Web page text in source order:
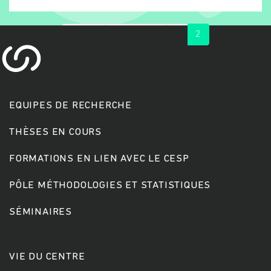
2
EQUIPES DE RECHERCHE
THÈSES EN COURS
FORMATIONS EN LIEN AVEC LE CESP
PÔLE MÉTHODOLOGIES ET STATISTIQUES
SÉMINAIRES
VIE DU CENTRE